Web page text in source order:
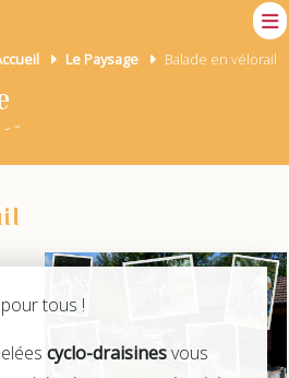
Le Paysage Balade en vélorail
tous !
cyclo-draisinesvous